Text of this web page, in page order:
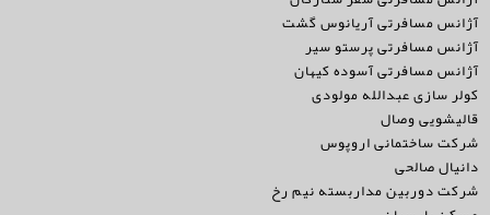
آژانس مسافرتی آریانوس گشت
آژانس مسافرتی پرستو سیر
آژانس مسافرتی آسوده کیهان
کولر سازی عبدالله مولودی
قالیشویی وصال
شرکت ساختمانی اروپوس
دانیال صالحی
شرکت دوربین مداربسته نیم رخ